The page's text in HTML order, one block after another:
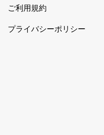
ご利用規約
プライバシーポリシー